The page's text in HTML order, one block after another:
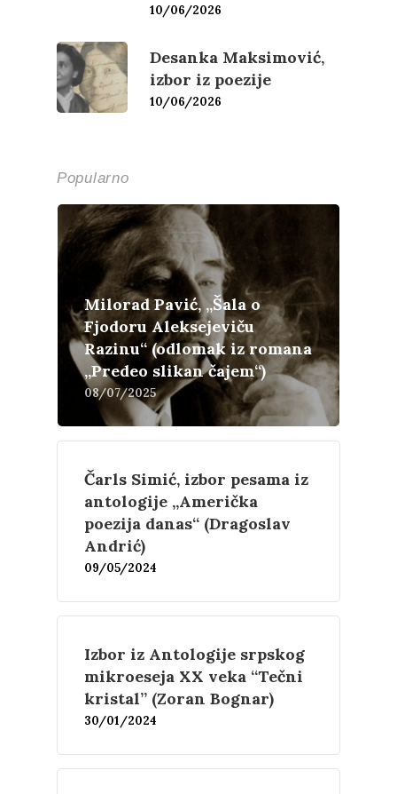
10/06/2026
Desanka Maksimović,
izbor iz poezije
10/06/2026
Popularno
Milorad Pavić, „Šala o
Fjodoru Aleksejeviču
Razinu“ (odlomak iz romana
„Predeo slikan čajem“)
08/07/2025
Čarls Simić, izbor pesama iz
antologije „Američka
poezija danas“ (Dragoslav
Andrić)
09/05/2024
Izbor iz Antologije srpskog
mikroeseja XX veka “Tečni
kristal” (Zoran Bognar)
30/01/2024
Književnost
Proza
Kritika
Umetnost